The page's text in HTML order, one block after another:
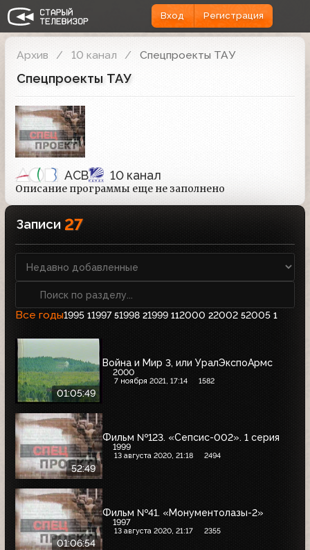
Вход Регистрация
Архив 10 канал Спецпроекты ТАУ
Спецпроекты ТАУ
АСВ 10 канал
Описание программы еще не заполнено
Записи 27
Все годы1995 11997 51998 21999 112000 22002 52005 1
01:05:49
Война и Мир 3, или УралЭкспоАрмс
2000
7 ноября 2021, 17:14 1582
52:49
Фильм №123. «Сепсис-002». 1 серия
1999
13 августа 2020, 21:18 2494
01:06:54
Фильм №41. «Монументолазы-2»
1997
13 августа 2020, 21:17 2355